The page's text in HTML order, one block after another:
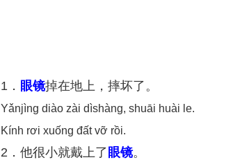
1． 眼镜掉在地上，摔坏了。
Yǎnjìng diào zài dìshàng, shuāi huài le.
Kính rơi xuống đất vỡ rồi.
2．他很小就戴上了 眼镜。